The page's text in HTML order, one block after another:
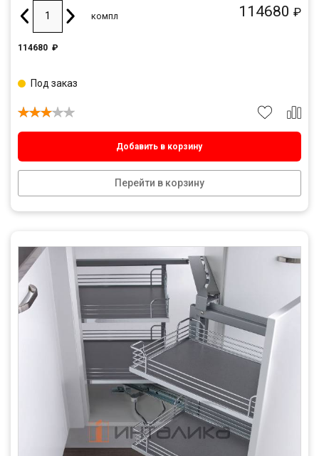
114680 ₽
компл
114680 ₽
Добавить в корзину
Перейти в корзину
Под заказ